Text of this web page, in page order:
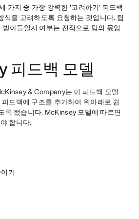
가지 중 가장 강력한 '고려하기' 피드백
식을 고려하도록 요청하는 것입니다. 팀
받아들일지 여부는 전적으로 팀의 몫입
피드백 모델
& Company는 이 피드백 모델
드백에 구조를 추가하여 위아래로 쉽
록 했습니다. McKinsey 모델에 따르면
합니다.
기